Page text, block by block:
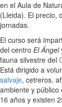
en el Aula de
(Lleida). El precio,
jornadas.
El curso será
del centro El Ángel
fauna silvestre del
Está dirigido a
salvaje, cetreros,
ambiente y
16 años y existen